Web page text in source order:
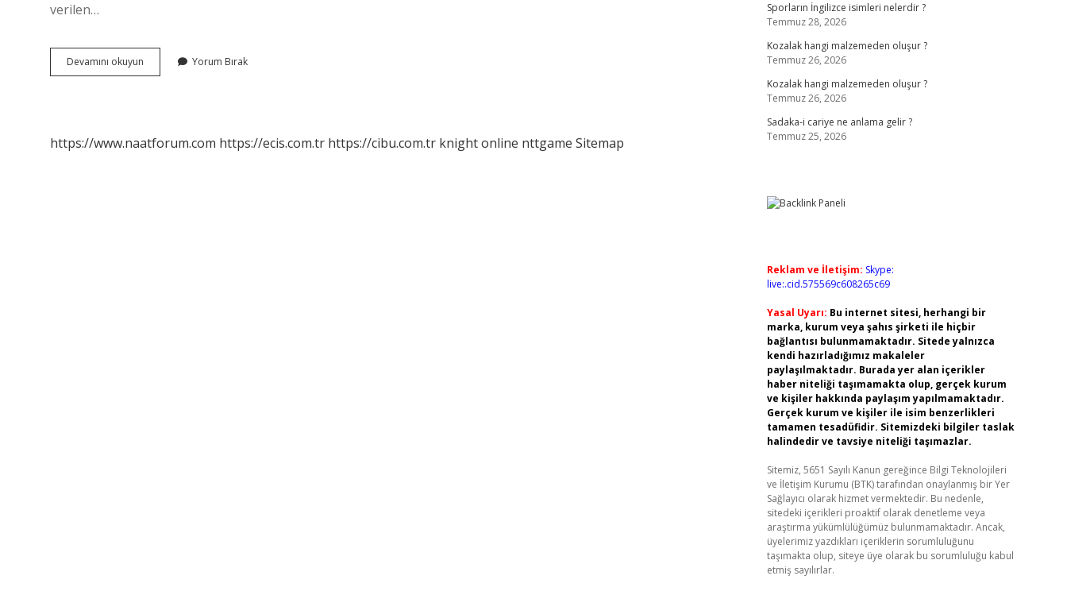
verilen…
Devamını okuyun
Mi
Yorum Bırak
https://www.naatforum.com https://ecis.com.tr https://cibu.com.tr knight online nttgame Sitemap
Sporların İngilizce isimleri nelerdir ?
Temmuz 28, 2026
Kozalak hangi malzemeden oluşur ?
Temmuz 26, 2026
Kozalak hangi malzemeden oluşur ?
Temmuz 26, 2026
Sadaka-i cariye ne anlama gelir ?
Temmuz 25, 2026
Reklam ve İletişim: Skype:
live:.cid.575569c608265c69
Yasal Uyarı: Bu internet sitesi, herhangi bir
marka, kurum veya şahıs şirketi ile hiçbir
bağlantısı bulunmamaktadır. Sitede yalnızca
kendi hazırladığımız makaleler
paylaşılmaktadır. Burada yer alan içerikler
haber niteliği taşımamakta olup, gerçek kurum
ve kişiler hakkında paylaşım yapılmamaktadır.
Gerçek kurum ve kişiler ile isim benzerlikleri
tamamen tesadüfidir. Sitemizdeki bilgiler taslak
halindedir ve tavsiye niteliği taşımazlar.
Sitemiz, 5651 Sayılı Kanun gereğince Bilgi Teknolojileri
ve İletişim Kurumu (BTK) tarafından onaylanmış bir Yer
Sağlayıcı olarak hizmet vermektedir. Bu nedenle,
sitedeki içerikleri proaktif olarak denetleme veya
araştırma yükümlülüğümüz bulunmamaktadır. Ancak,
üyelerimiz yazdıkları içeriklerin sorumluluğunu
taşımakta olup, siteye üye olarak bu sorumluluğu kabul
etmiş sayılırlar.